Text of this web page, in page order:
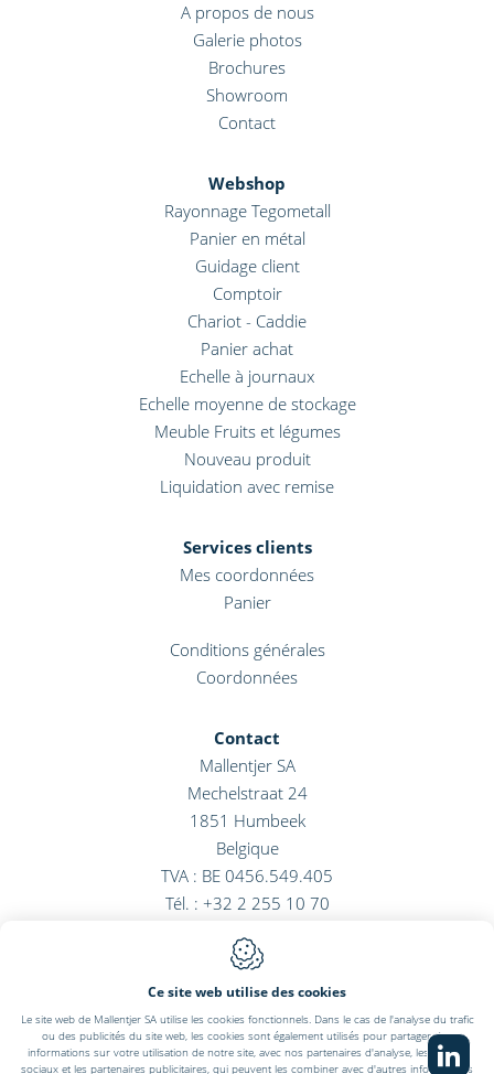
A propos de nous
Galerie photos
Brochures
Showroom
Contact
Webshop
Rayonnage Tegometall
Panier en métal
Guidage client
Comptoir
Chariot - Caddie
Panier achat
Echelle à journaux
Echelle moyenne de stockage
Meuble Fruits et légumes
Nouveau produit
Liquidation avec remise
Services clients
Mes coordonnées
Panier
Conditions générales
Coordonnées
Contact
Mallentjer SA
Mechelstraat 24
1851 Humbeek
Belgique
TVA : BE 0456.549.405
Tél. : +32 2 255 10 70
Conception du site web par IDcreation 2022
Cookie policy
Ce site web utilise des cookies
Le site web de Mallentjer SA utilise les cookies fonctionnels. Dans le cas de l'analyse du trafic
ou des publicités du site web, les cookies sont également utilisés pour partager des
informations sur votre utilisation de notre site, avec nos partenaires d'analyse, les médias
sociaux et les partenaires publicitaires, qui peuvent les combiner avec d'autres informations